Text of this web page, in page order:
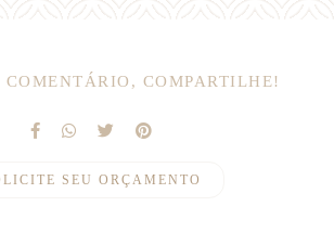
COMENTÁRIO, COMPARTILHE!
SEU ORÇAMENTO